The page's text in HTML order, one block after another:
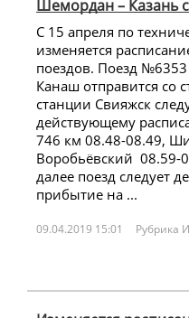
Шемордан – Казань
С 15 апреля по
изменяется
поездов. Поезд
Канаш отправится со
станции Свияжск
действующему
746 км 08.48-08.49,
Воробьёвский 08.59-
далее поезд следует
прибытие на ...
09.04.2019 15:01 Рубрика